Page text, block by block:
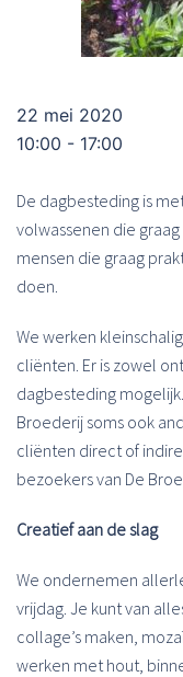
22 mei 2020
10:00 - 17:00
De dagbesteding is
volwassenen die
mensen die graag
doen.
We werken
cliënten. Er is zowel
dagbesteding
Broederij soms ook
cliënten direct of
bezoekers van De
Creatief aan de slag
We ondernemen
vrijdag. Je kunt van
collage’s maken,
werken met hout,